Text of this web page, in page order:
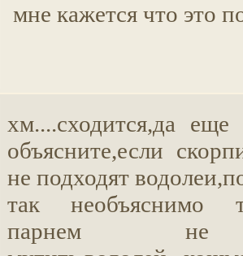
мне кажется что это
хм....сходится,да еще
объясните,если
не подходят
так необъяснимо
парнем не